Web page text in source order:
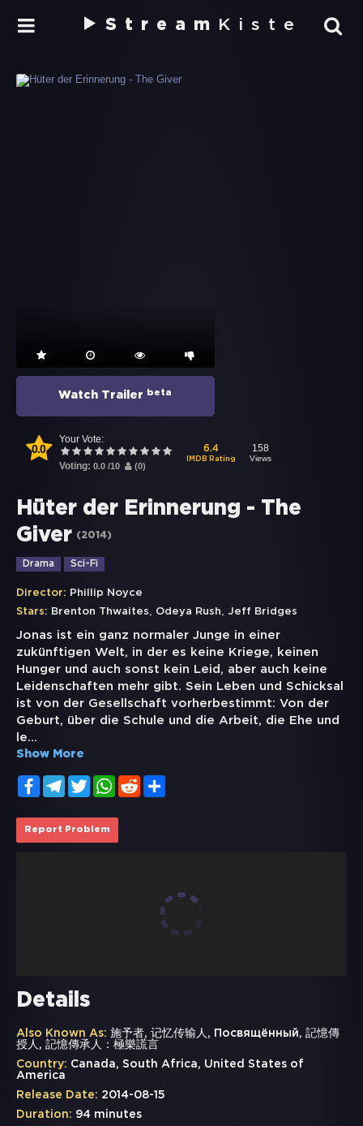
Stream Kiste
Watch Trailer beta
0.0
Your Vote:
Voting: 0.0 /10 (0)
6.4
IMDB Rating
158
Views
Hüter der Erinnerung - The
Giver (2014)
Drama Sci-Fi
Director: Phillip Noyce
Stars: Brenton Thwaites, Odeya Rush, Jeff Bridges
Jonas ist ein ganz normaler Junge in einer
zukünftigen Welt, in der es keine Kriege, keinen
Hunger und auch sonst kein Leid, aber auch keine
Leidenschaften mehr gibt. Sein Leben und Schicksal
ist von der Gesellschaft vorherbestimmt: Von der
Geburt, über die Schule und die Arbeit, die Ehe und
le...
Show More
FacebookTelegramTwitterWhatsApp
Reddit
Report Problem
Details
Also Known As: 施予者, 记忆传输人, Посвящённый, 記憶傳
授人, 記憶傳承人：極樂謊言
Country: Canada, South Africa, United States of
America
Release Date: 2014-08-15
Duration: 94 minutes